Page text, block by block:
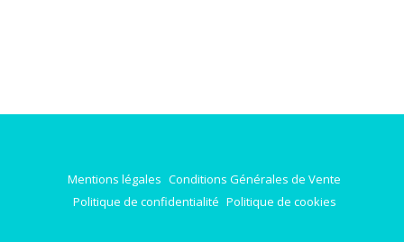
Mentions légales Conditions Générales de Vente
Politique de confidentialité Politique de cookies